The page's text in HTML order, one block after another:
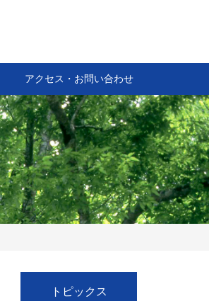
アクセス・お問い合わせ
トピックス